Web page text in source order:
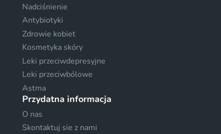
Nadciśnienie
Antybiotyki
Zdrowie kobiet
Kosmetyka skóry
Leki przeciwdepresyjne
Leki przeciwbólowe
Astma
Przydatna informacja
O nas
Skontaktuj sie z nami